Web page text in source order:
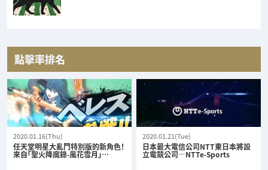
點擊率排名
2020.01.16(Thu)
任天堂明星大亂鬥特別版的新角色！
來自「聖火降魔錄-風花雪月」…
2020.01.21(Tue)
日本最大電信公司NTT東日本將設
立電競公司—NTTe-Sports